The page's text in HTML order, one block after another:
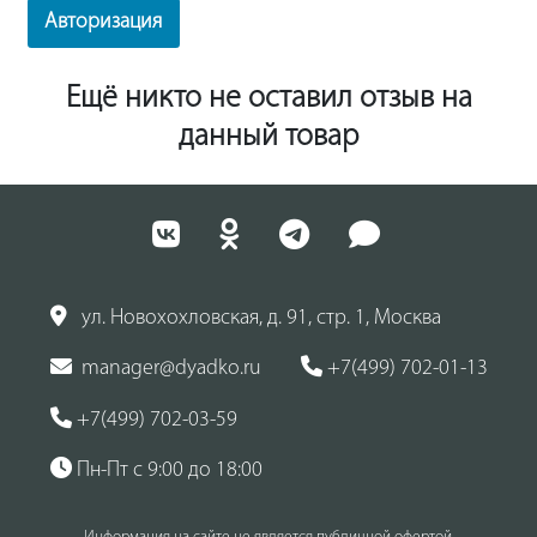
Авторизация
Ещё никто не оставил отзыв на
данный товар
ул. Новохохловская, д. 91, стр. 1, Москва
manager@dyadko.ru +7(499) 702-01-13
+7(499) 702-03-59
Пн-Пт с 9:00 до 18:00